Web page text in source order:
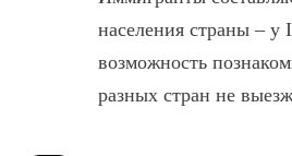
населения страны – у
возможность
разных стран не